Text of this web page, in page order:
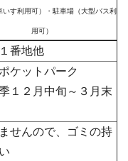
いす利用可）・駐車場（大型バス利
用可）
番地他
ケットパーク
１２月中旬～３月末
せんので、ゴミの持